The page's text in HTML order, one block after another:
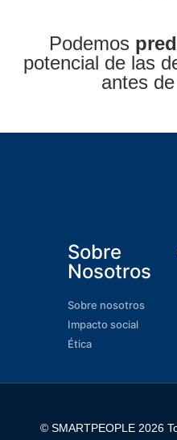
Podemos
potencial de las
antes
Sobre
Nosotros
Sobre nosotros
Impacto social
Ética
© SMARTPEOPLE 2026